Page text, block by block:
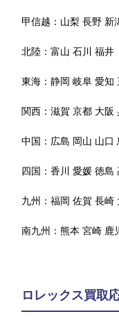
甲信越： 山梨 長野 新
北陸：富山 石川 福井
東海：静岡 岐阜 愛知
関西：滋賀 京都 大阪
中国： 広島 岡山 山口
四国：香川 愛媛 徳島
九州：福岡 佐賀 長崎
南九州：熊本 宮崎 鹿
ロレックス買取